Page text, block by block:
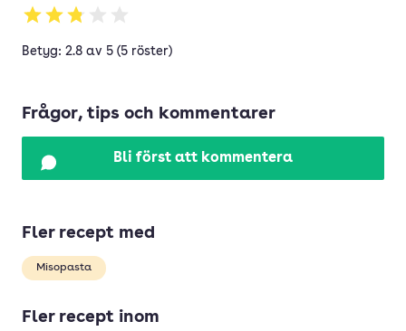
Betyg: 2.8 av 5 (5 röster)
Frågor, tips och kommentarer
Bli först att kommentera
Fler recept med
Misopasta
Fler recept inom